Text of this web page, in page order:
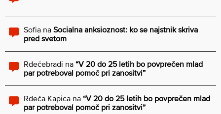
Sofia na Socialna anksioznost: ko se najstnik skriva
pred svetom
Rdečebradi na “V 20 do 25 letih bo povprečen mlad
par potreboval pomoč pri zanositvi”
Rdeča Kapica na “V 20 do 25 letih bo povprečen mlad
par potreboval pomoč pri zanositvi”